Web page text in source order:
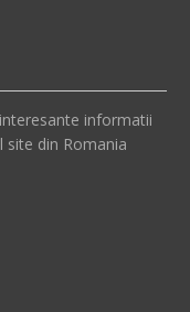
informatii
site din Romania